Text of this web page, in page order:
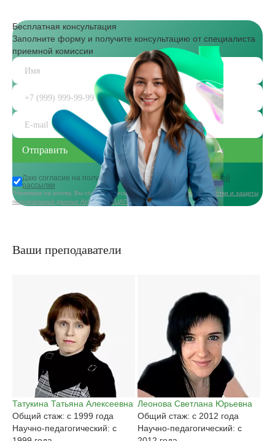
Бесплатная консультация
Заполните форму и получите консультацию от специалиста
приемной комиссии
Даю согласие на получениеинформационной и рекламной
рассылки
*Нажимая на кнопку, Вы соглашаетесь сполитикой в области обработки и защиты
персональных данных АНО ДПО «ЦАППКК»
Ваши преподаватели
Татукина Татьяна Алексеевна
Общий стаж: с 1999 года
Научно-педагогический: с
Леонова Светлана Юрьевна
Общий стаж: с 2012 года
Научно-педагогический: с